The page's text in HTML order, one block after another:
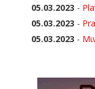
05.03.2023 -
05.03.2023 -
05.03.2023 -